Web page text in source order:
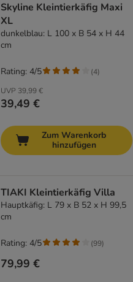
Skyline Kleintierkäfig Maxi
XL
dunkelblau: L 100 x B 54 x H 44
cm
UVP 39,99 €
39,49 €
Rating: 4/5 (4)
Zum Warenkorb
hinzufügen
TIAKI Kleintierkäfig Villa
Hauptkäfig: L 79 x B 52 x H 99,5
cm
79,99 €
Rating: 4/5 (99)